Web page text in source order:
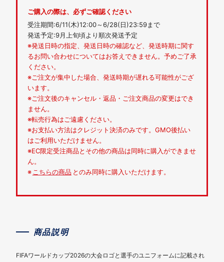
ご購入の際は、必ずご確認ください
受注期間:6/11(木)12:00～6/28(日)23:59まで
発送予定:9月上旬頃より順次発送予定
※発送日時の指定、発送日時の確認など、発送時期に関す
るお問い合わせについてはお答えできません。予めご了承
ください。
※ご注文が集中した場合、発送時期が遅れる可能性がござ
います。
※ご注文後のキャンセル・返品・ご注文商品の変更はでき
ません。
※転売行為はご遠慮ください。
※お支払い方法はクレジット決済のみです。GMO後払い
はご利用いただけません。
※EC限定受注商品とその他の商品は同時に購入ができませ
ん。
※ こちらの商品 とのみ同時に購入いただけます。
商品説明
FIFAワールドカップ2026の大会ロゴと選手のユニフォームに記載され